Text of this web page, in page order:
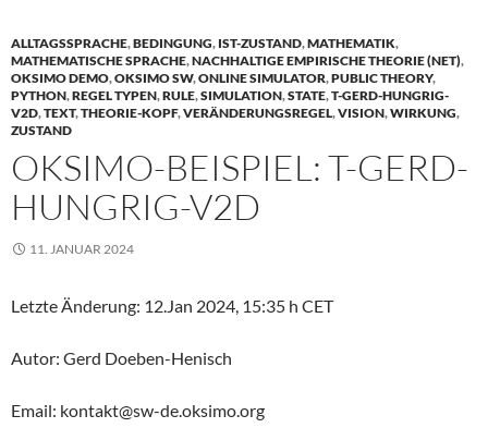
ALLTAGSSPRACHE,BEDINGUNG, IST-ZUSTAND,MATHEMATIK,
MATHEMATISCHE SPRACHE,NACHHALTIGE EMPIRISCHE THEORIE (NET),
OKSIMO DEMO,OKSIMO SW,ONLINE SIMULATOR,PUBLIC THEORY,
PYTHON,REGEL TYPEN,RULE,SIMULATION,STATE,T-GERD-HUNGRIG-
V2D,TEXT,THEORIE-KOPF,VERÄNDERUNGSREGEL,VISION,WIRKUNG,
ZUSTAND
OKSIMO-BEISPIEL: T-GERD-
HUNGRIG-V2D
11. JANUAR 2024
Letzte Änderung: 12.Jan 2024, 15:35 h CET
Autor: Gerd Doeben-Henisch
Email: kontakt@sw-de.oksimo.org